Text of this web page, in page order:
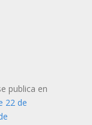
publica en
22 de